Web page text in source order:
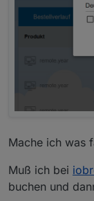
Mache ich was
Muß ich bei
buchen und